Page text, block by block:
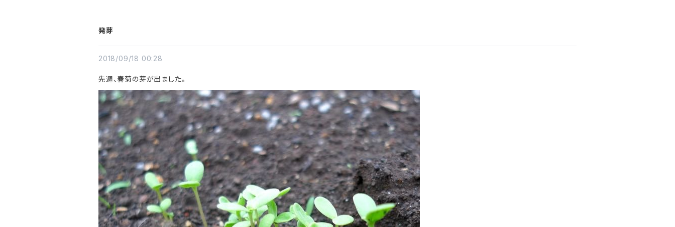
発芽
2018/09/18 00:28
先週、春菊の芽が出ました。